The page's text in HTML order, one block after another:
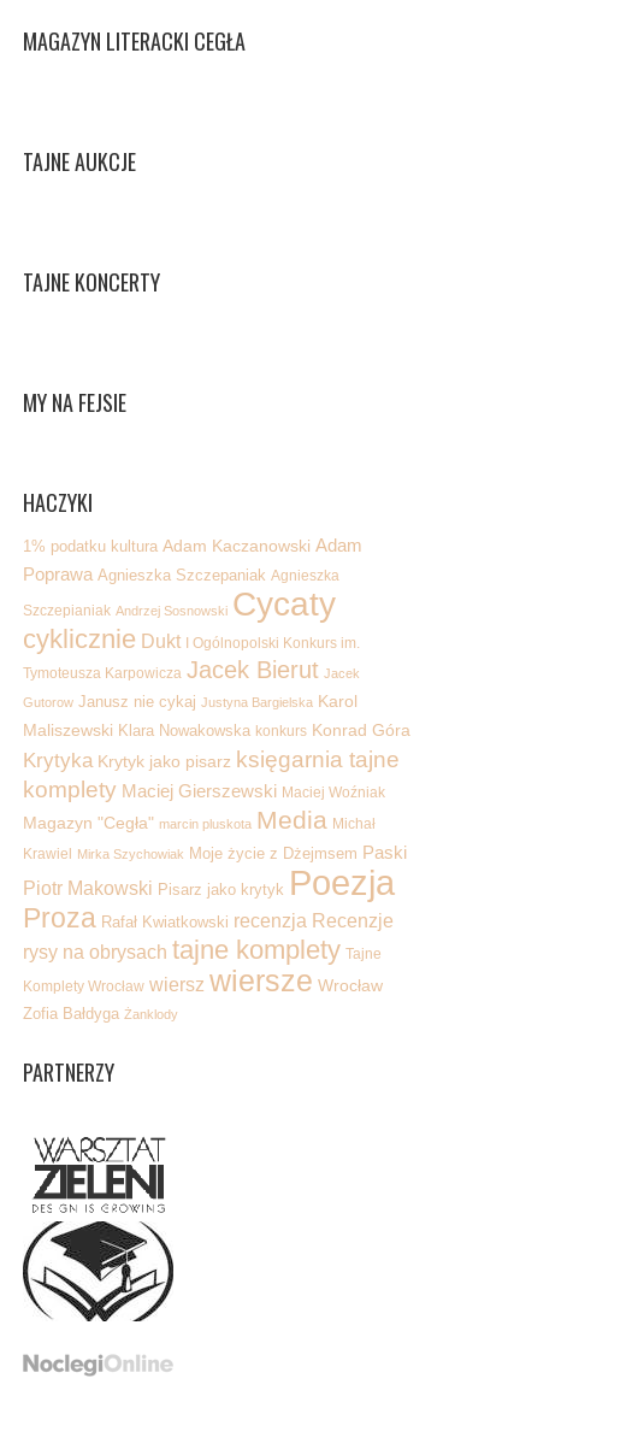
MAGAZYN LITERACKI CEGŁA
TAJNE AUKCJE
TAJNE KONCERTY
MY NA FEJSIE
HACZYKI
1% podatku kultura Adam Kaczanowski Adam
Poprawa Agnieszka Szczepaniak Agnieszka
Szczepianiak Andrzej Sosnowski Cycaty
cyklicznie Dukt I Ogólnopolski Konkurs im.
Tymoteusza Karpowicza Jacek Bierut Jacek
Gutorow Janusz nie cykaj Justyna Bargielska Karol
Maliszewski Klara Nowakowska konkurs Konrad Góra
Krytyka Krytyk jako pisarz księgarnia tajne
komplety Maciej Gierszewski Maciej Woźniak
Magazyn "Cegła" marcin pluskota Media Michał
Krawiel Mirka Szychowiak Moje życie z Dżejmsem Paski
Piotr Makowski Pisarz jako krytyk Poezja
Proza Rafał Kwiatkowski recenzja Recenzje
rysy na obrysach tajne komplety Tajne
Komplety Wrocław wiersz wiersze Wrocław
Zofia Bałdyga Żanklody
PARTNERZY